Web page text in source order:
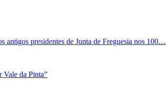
antigos presidentes de Junta de Freguesia nos 100…
da Pinta”